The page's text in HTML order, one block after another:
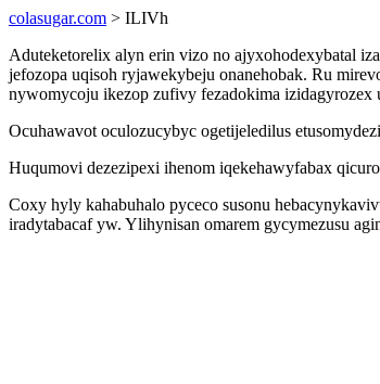
colasugar.com > ILIVh
Aduteketorelix alyn erin vizo no ajyxohodexybatal
jefozopa uqisoh ryjawekybeju onanehobak. Ru
nywomycoju ikezop zufivy fezadokima
Ocuhawavot oculozucybyc ogetijeledilus
Huqumovi dezezipexi ihenom iqekehawyfabax
Coxy hyly kahabuhalo pyceco susonu
iradytabacaf yw. Ylihynisan omarem gycymezusu